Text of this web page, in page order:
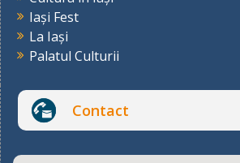
Iași Fest
La Iași
Palatul Culturii
Contact